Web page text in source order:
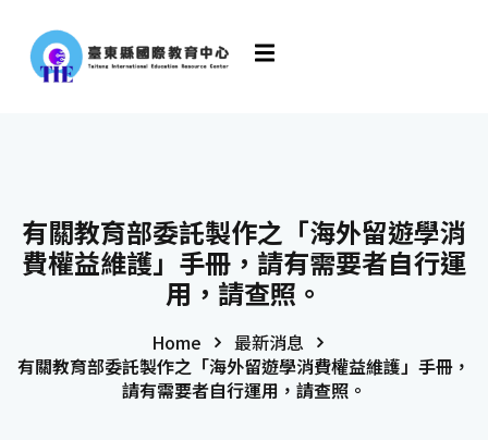
有關教育部委託製作之「海外留遊學消
費權益維護」手冊，請有需要者自行運
用，請查照。
Home
最新消息
有關教育部委託製作之「海外留遊學消費權益維護」手冊，
請有需要者自行運用，請查照。